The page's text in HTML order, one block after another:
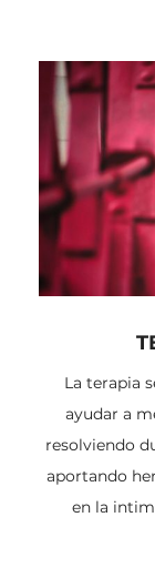
La terapia
ayudar a
resolviendo
aportando
en la